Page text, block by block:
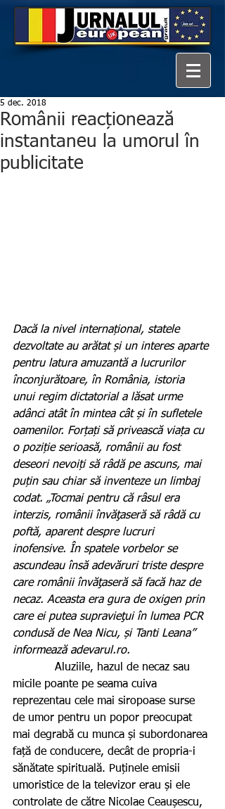
Românii reacționează
instantaneu la umorul în
publicitate
5 dec. 2018
Dacă la nivel internațional, statele
dezvoltate au arătat și un interes aparte
pentru latura amuzantă a lucrurilor
înconjurătoare, în România, istoria
unui regim dictatorial a lăsat urme
adânci atât în mintea cât și în sufletele
oamenilor. Forțați să privească viața cu
o poziție serioasă, românii au fost
deseori nevoiți să râdă pe ascuns, mai
puțin sau chiar să inventeze un limbaj
codat. „Tocmai pentru că râsul era
interzis, românii învăţaseră să râdă cu
poftă, aparent despre lucruri
inofensive. În spatele vorbelor se
ascundeau însă adevăruri triste despre
care românii învăţaseră să facă haz de
necaz. Aceasta era gura de oxigen prin
care ei putea supravieţui în lumea PCR
condusă de Nea Nicu, și Tanti Leana”
informează adevarul.ro.
micile poante pe seama cuiva
reprezentau cele mai siropoase surse
de umor pentru un popor preocupat
mai degrabă cu munca și subordonarea
față de conducere, decât de propria-i
sănătate spirituală. Puținele emisii
umoristice de la televizor erau și ele
controlate de către Nicolae Ceaușescu,